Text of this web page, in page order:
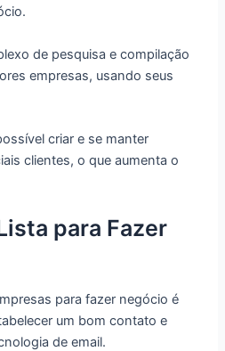
de pesquisa e compilação
empresas, usando seus
criar e se manter
clientes, o que aumenta o
para Fazer
para fazer negócio é
um bom contato e
de email.